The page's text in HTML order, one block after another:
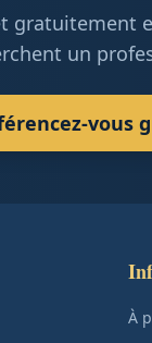
gratuitement
un
vous
À